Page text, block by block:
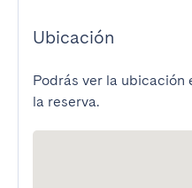
Ubicación
Podrás ver la ubicación
la reserva.